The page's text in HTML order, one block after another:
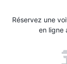
Réservez une
en ligne